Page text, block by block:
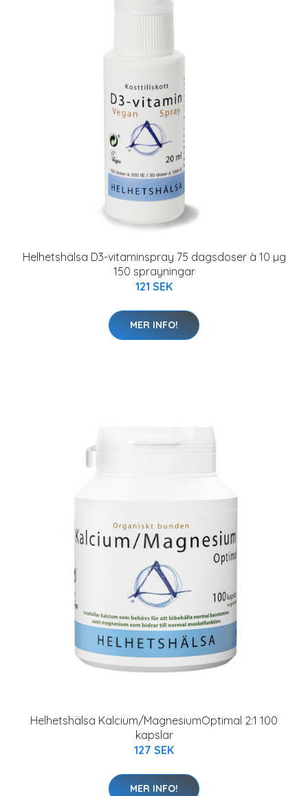
Helhetshälsa D3-vitaminspray 75 dagsdoser à 10 µg
150 sprayningar
121 SEK
MER INFO!
Helhetshälsa Kalcium/MagnesiumOptimal 2:1 100
kapslar
127 SEK
MER INFO!